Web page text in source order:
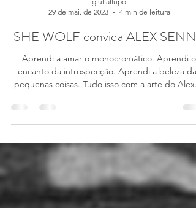
29 de mai. de 2023
4 min de leitura
SHE WOLF convida ALEX SENNA
Aprendi a amar o monocromático. Aprendi o
pequenas coisas. Tudo isso com a arte do